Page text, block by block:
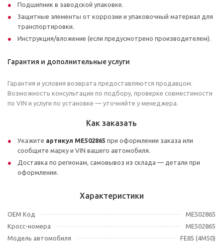
Подшипник в заводской упаковке.
Защитные элементы от коррозии и упаковочный материал для
транспортировки.
Инструкция/вложение (если предусмотрено производителем).
Гарантия и дополнительные услуги
Гарантия и условия возврата предоставляются продавцом.
Возможность консультации по подбору, проверке совместимости
по VIN и услуги по установке — уточняйте у менеджера.
Как заказать
Укажите артикул ME502865 при оформлении заказа или
сообщите марку и VIN вашего автомобиля.
Доставка по регионам, самовывоз из склада — детали при
оформлении.
Характеристики
OEM Код
ME502865
Кросс-номера
ME502865
Модель автомобиля
FE85 (4M50)